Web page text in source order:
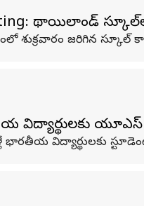
థాయిలాండ్
శుక్రవారం జరిగిన స్కూల్
విద్యార్థులకు
భారతీయ విద్యార్థులకు